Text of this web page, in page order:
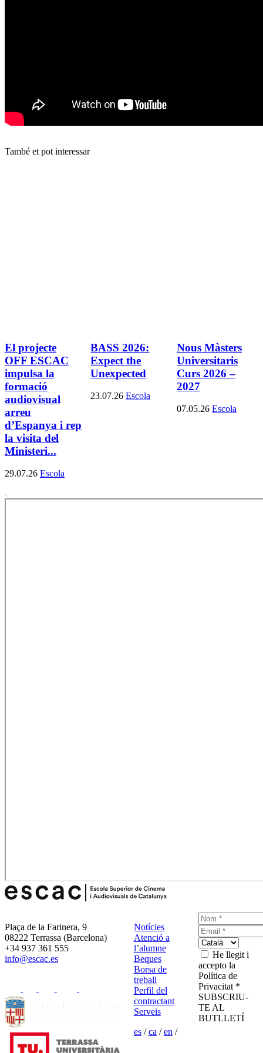
També et pot interessar
El projecte
OFF ESCAC
impulsa la
formació
audiovisual
arreu
d’Espanya i rep
la visita del
Ministeri...
29.07.26 Escola
BASS 2026:
Expect the
Unexpected
23.07.26 Escola
Nous Màsters
Universitaris
Curs 2026 –
2027
07.05.26 Escola
Plaça de la Farinera, 9
08222 Terrassa (Barcelona)
+34 937 361 555
info@escac.es
Notícies
Atenció a
l’alumne
Beques
Borsa de
treball
Perfil del
contractant
Serveis
es/ca /en /
He llegit i
accepto la
Política de
Privacitat *
SUBSCRIU-
TE AL
BUTLLETÍ